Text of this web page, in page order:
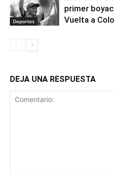
Deportes
primer
Vuelta a
DEJA UNA RESPUESTA